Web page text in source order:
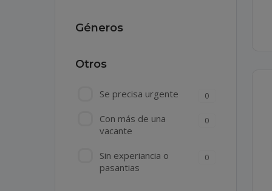
Géneros
Otros
Se precisa urgente 0
Con más de una
vacante
0
Sin experiancia o
pasantias
0